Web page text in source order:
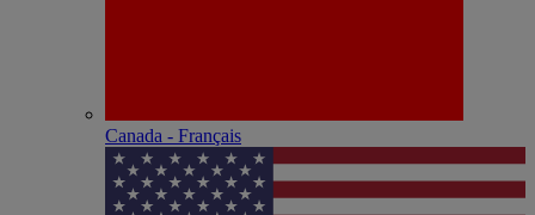
Canada - Français